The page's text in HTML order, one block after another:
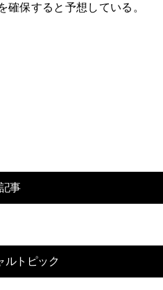
確保すると予想している。
事
ルトピック